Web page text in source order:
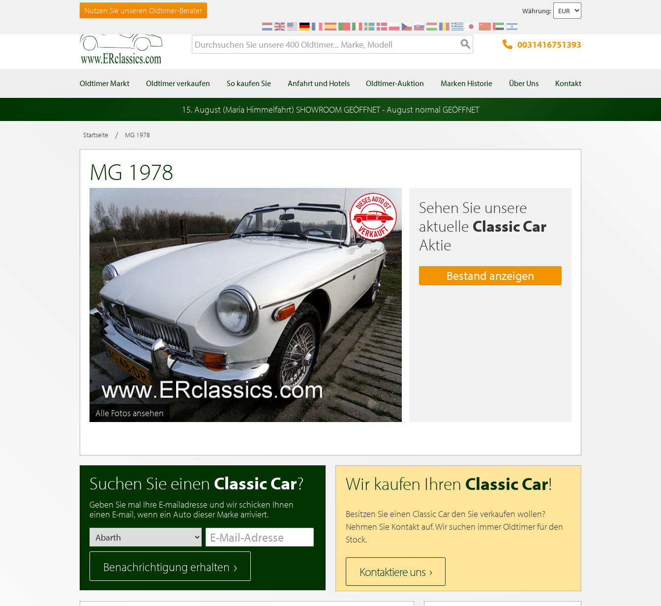
Nutzen Sie unseren Oldtimer-Berater Währung:
0031416751393
Oldtimer Markt Oldtimer verkaufen So kaufen Sie Anfahrt und Hotels Oldtimer-Auktion Marken Historie Über Uns Kontakt
15. August (Maria Himmelfahrt) SHOWROOM GEÖFFNET - August normal GEÖFFNET
Startseite / MG 1978
MG 1978
Alle Fotos ansehen
Sehen Sie unsere
aktuelle Classic Car
Aktie
Bestand anzeigen
Suchen Sie einen Classic Car?
Geben Sie mal Ihre E-mailadresse und wir schicken Ihnen
einen E-mail, wenn ein Auto dieser Marke arriviert.
Benachrichtigung erhalten
Wir kaufen Ihren Classic Car!
Besitzen Sie einen Classic Car den Sie verkaufen wollen?
Nehmen Sie Kontakt auf. Wir suchen immer Oldtimer für den
Stock.
Kontaktiere uns